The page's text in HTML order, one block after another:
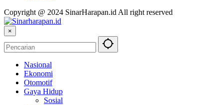
Copyright @ 2024 SinarHarapan.id All right reserved
×
Nasional
Ekonomi
Otomotif
Gaya Hidup
Sosial